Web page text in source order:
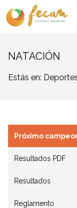
NATACIÓN
Estás en:
Próximo
Resultados PDF
Resultados
Reglamento